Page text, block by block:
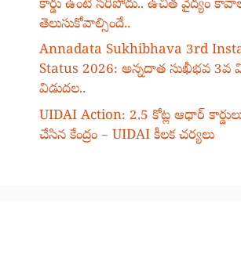
కార్డు ఉంటే సరిపోదు.. ఉచిత వైద్యం
తెలుసుకోవాల్సిందే..
Annadata Sukhibhava 3rd
Status 2026: అన్నదాత సుఖీభవ 3వ
విడుదల..
UIDAI Action: 2.5 కోట్ల ఆధార్
చేసిన కేంద్రం – UIDAI కీలక చర్యలు